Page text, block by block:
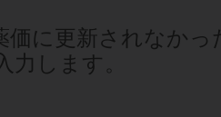
価に更新されなか
力します。